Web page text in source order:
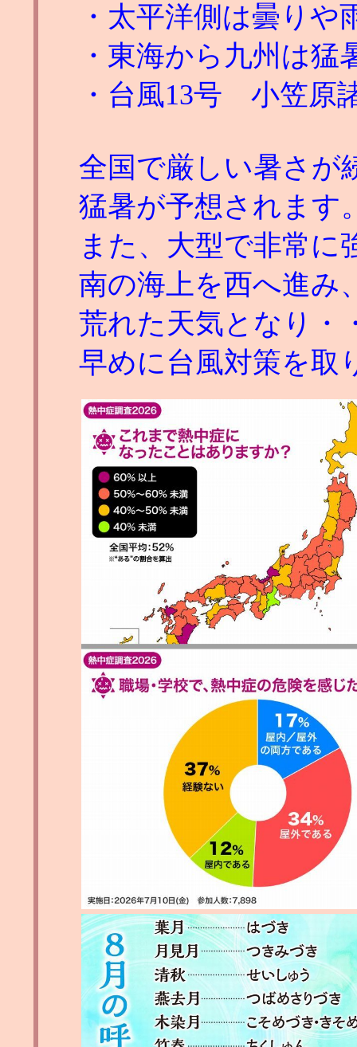
・太平洋側は曇り
・東海から九州は
・台風13号 小笠原
全国で厳しい暑さが
猛暑が予想されます
また、大型で非常に
南の海上を西へ進み
荒れた天気となり・
早めに台風対策を取